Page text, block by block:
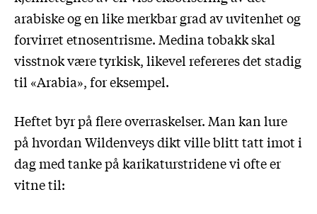
arabiske og en like merkbar grad av uvitenhet og
forvirret etnosentrisme. Medina tobakk skal
visstnok være tyrkisk, likevel refereres det stadig
til «Arabia», for eksempel.
Heftet byr på flere overraskelser. Man kan lure
på hvordan Wildenveys dikt ville blitt tatt imot i
dag med tanke på karikaturstridene vi ofte er
vitne til: